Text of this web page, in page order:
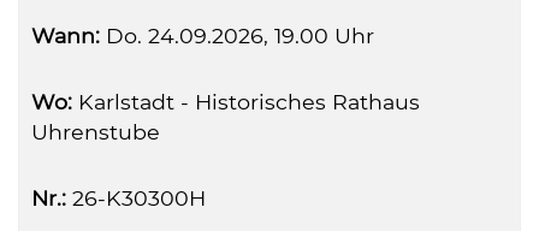
Wann: Do. 24.09.2026, 19.00 Uhr
Wo: Karlstadt - Historisches Rathaus
Uhrenstube
Nr.: 26-K30300H